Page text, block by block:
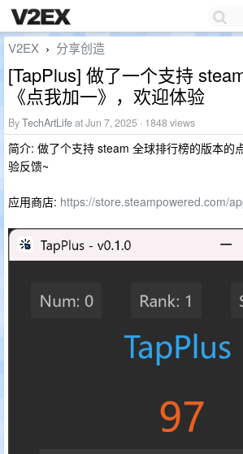
V2EX › 分享创造
[TapPlus] 做了一个支持
《点我加一》，欢迎体验
ByTechArtLifeat Jun 7, 2025 · 1848 views
简介: 做了个支持 steam 全球排行榜的版本的
验反馈~
应用商店: https://store.steampowered.com/